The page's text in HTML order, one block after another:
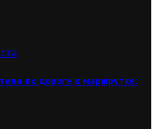
по дороге к маршрутке: